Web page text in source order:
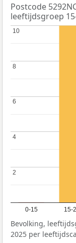
Postcode
leeftijdsgroep
0-15 15-
2
2
4
4
6
6
8
8
10
10
Bevolking,
2025 per